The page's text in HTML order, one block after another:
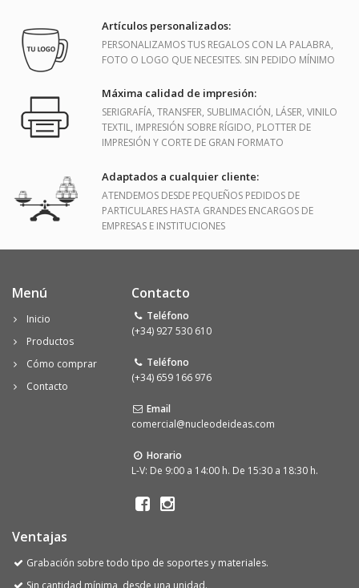
Artículos personalizados:
PERSONALIZAMOS TUS REGALOS CON LA PALABRA,
FOTO O LOGO QUE NECESITES. SIN PEDIDO MÍNIMO
Máxima calidad de impresión:
SERIGRAFÍA, TRANSFER, SUBLIMACIÓN, LÁSER, VINILO
TEXTIL, IMPRESIÓN SOBRE RÍGIDO, PLOTTER DE
IMPRESIÓN Y CORTE DE GRAN FORMATO
Adaptados a cualquier cliente:
ATENDEMOS DESDE PEQUEÑOS PEDIDOS DE
PARTICULARES HASTA GRANDES ENCARGOS DE
EMPRESAS E INSTITUCIONES
Menú
Inicio
Productos
Cómo comprar
Contacto
Contacto
Teléfono
(+34) 927 530 610
Teléfono
(+34) 659 166 976
Email
comercial@nucleodeideas.com
Horario
L-V: De 9:00 a 14:00 h. De 15:30 a 18:30 h.
Ventajas
Grabación sobre todo tipo de soportes y materiales.
Sin cantidad mínima, desde una unidad.